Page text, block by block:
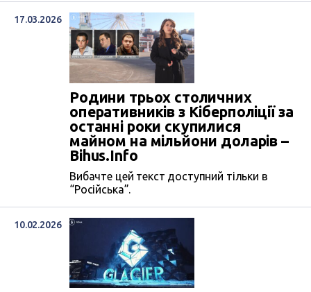
17.03.2026
Родини трьох столичних
оперативників з Кіберполіції за
останні роки скупилися
майном на мільйони доларів –
Bihus.Infо
Вибачте цей текст доступний тільки в
“Російська”.
10.02.2026